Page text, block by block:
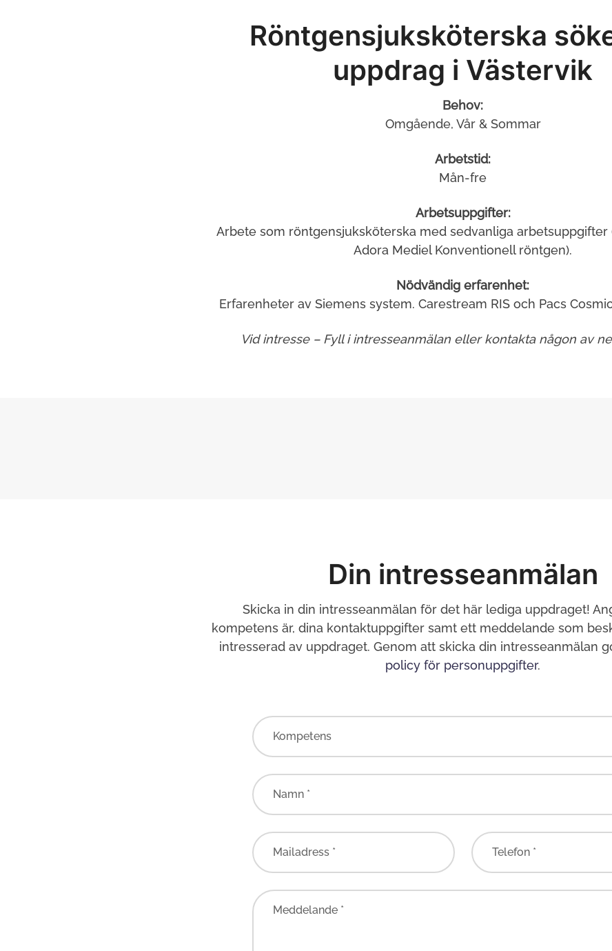
Röntgensjuksköterska
uppdrag i Västervik
Behov:
Omgående, Vår & Sommar
Arbetstid:
Mån-fre
Arbetsuppgifter:
Arbete som röntgensjuksköterska med sedvanliga arbetsuppgifter
Adora Mediel Konventionell röntgen).
Nödvändig erfarenhet:
Erfarenheter av Siemens system. Carestream RIS och Pacs
Vid intresse – Fyll i intresseanmälan eller kontakta någon av
Din intresseanmälan
Skicka in din intresseanmälan för det här lediga uppdraget!
kompetens är, dina kontaktuppgifter samt ett meddelande som
intresserad av uppdraget. Genom att skicka din intresseanmälan
policy för personuppgifter.
Kompetens
Namn *
Mailadress * Telefon *
Meddelande *